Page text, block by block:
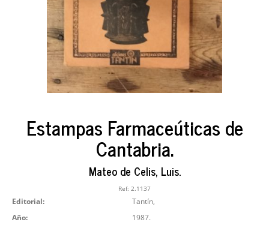
Estampas Farmaceúticas de
Cantabria.
Mateo de Celis, Luis.
Ref: 2.1137
Editorial:
Tantín,
Año:
1987.